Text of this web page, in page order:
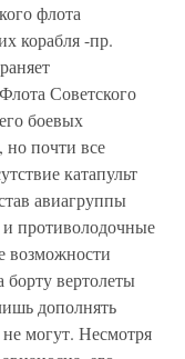
флота
корабля -пр.
Советского
боевых
но почти все
катапульт
авиагруппы
противолодочные
возможности
вертолеты
дополнять
могут. Несмотря